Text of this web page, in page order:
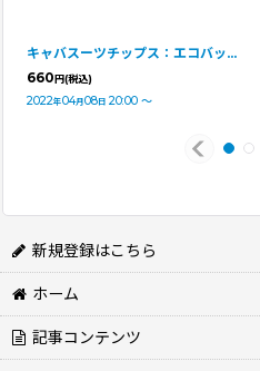
キャバスーツチップス：エコバッグ
660円(税込)
2022年04月08日 20:00 ～
新規登録はこちら
ホーム
記事コンテンツ